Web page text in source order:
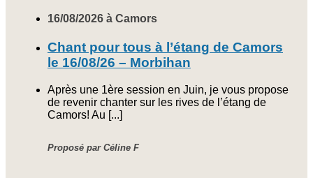
16/08/2026 à Camors
Chant pour tous à l’étang de Camors
le 16/08/26 – Morbihan
Après une 1ère session en Juin, je vous propose
de revenir chanter sur les rives de l’étang de
Camors! Au [...]
Proposé par Céline F